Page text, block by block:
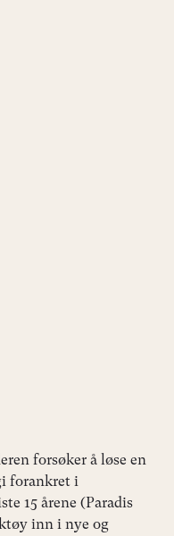
forsøker å løse en
forankret i
15 årene (Paradis
inn i nye og